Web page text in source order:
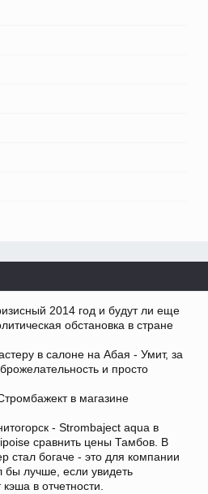
2014 год и будут ли еще
обстановка в стране
в салоне на Абая - Умит, за
и просто
в магазине
- Strombaject aqua в
сравнить цены Тамбов. В
стал богаче - это для компании
бы лучше, если увидеть
в отчетности.